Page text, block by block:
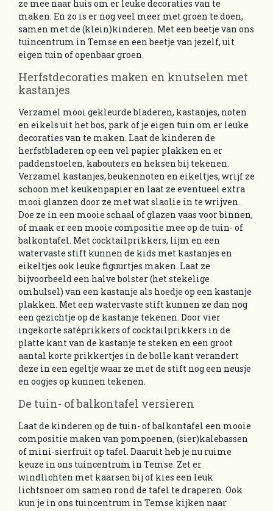
ze mee naar huis om er leuke decoraties van te
maken. En zo is er nog veel meer met groen te doen,
samen met de (klein)kinderen. Met een beetje van ons
tuincentrum in Temse en een beetje van jezelf, uit
eigen tuin of openbaar groen.
Herfstdecoraties maken en knutselen met
kastanjes
Verzamel mooi gekleurde bladeren, kastanjes, noten
en eikels uit het bos, park of je eigen tuin om er leuke
decoraties van te maken. Laat de kinderen de
herfstbladeren op een vel papier plakken en er
paddenstoelen, kabouters en heksen bij tekenen.
Verzamel kastanjes, beukennoten en eikeltjes, wrijf ze
schoon met keukenpapier en laat ze eventueel extra
mooi glanzen door ze met wat slaolie in te wrijven.
Doe ze in een mooie schaal of glazen vaas voor binnen,
of maak er een mooie compositie mee op de tuin- of
balkontafel. Met cocktailprikkers, lijm en een
watervaste stift kunnen de kids met kastanjes en
eikeltjes ook leuke figuurtjes maken. Laat ze
bijvoorbeeld een halve bolster (het stekelige
omhulsel) van een kastanje als hoedje op een kastanje
plakken. Met een watervaste stift kunnen ze dan nog
een gezichtje op de kastanje tekenen. Door vier
ingekorte satéprikkers of cocktailprikkers in de
platte kant van de kastanje te steken en een groot
aantal korte prikkertjes in de bolle kant verandert
deze in een egeltje waar ze met de stift nog een neusje
en oogjes op kunnen tekenen.
De tuin- of balkontafel versieren
Laat de kinderen op de tuin- of balkontafel een mooie
compositie maken van pompoenen, (sier)kalebassen
of mini-sierfruit op tafel. Daaruit heb je nu ruime
keuze in ons tuincentrum in Temse. Zet er
windlichten met kaarsen bij of kies een leuk
lichtsnoer om samen rond de tafel te draperen. Ook
kun je in ons tuincentrum in Temse kijken naar